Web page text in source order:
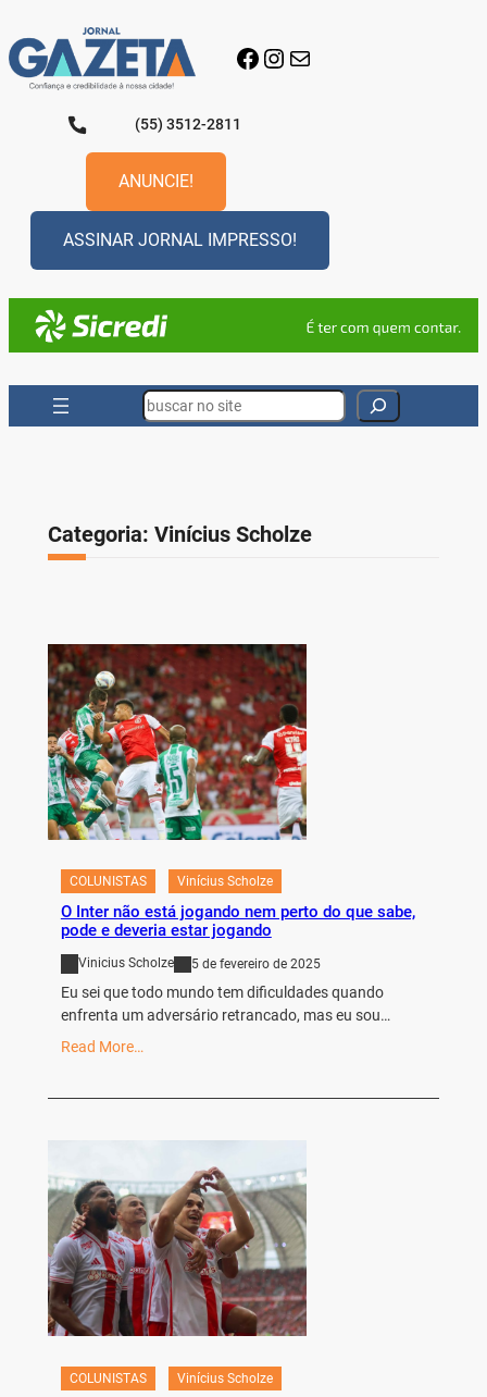
para
o
conteúdo
Facebook
Instagram
E-mail
(55) 3512-2811
ANUNCIE!
ASSINAR JORNAL IMPRESSO!
Search
Categoria: Vinícius Scholze
COLUNISTAS Vinícius Scholze
O Inter não está jogando nem perto do que sabe,
pode e deveria estar jogando
Vinicius Scholze 5 de fevereiro de 2025
Eu sei que todo mundo tem dificuldades quando
enfrenta um adversário retrancado, mas eu sou…
Read More…
COLUNISTAS Vinícius Scholze